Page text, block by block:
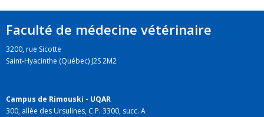
Faculté de médecine vétérinaire
3200, rue Sicotte
Saint-Hyacinthe (Québec) J2S 2M2
Campus de Rimouski - UQAR
300, allée des Ursulines, C.P. 3300, succ. A